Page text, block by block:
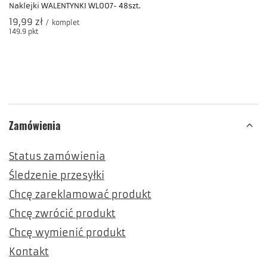
Naklejki WALENTYNKI WL007- 48szt.
19,99 zł / komplet
149.9 pkt
Zamówienia
Status zamówienia
Śledzenie przesyłki
Chcę zareklamować produkt
Chcę zwrócić produkt
Chcę wymienić produkt
Kontakt